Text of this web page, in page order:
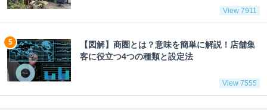
View 7911
【図解】商圏とは？意味を簡単に解説！店舗集
客に役立つ4つの種類と設定法
View 7555